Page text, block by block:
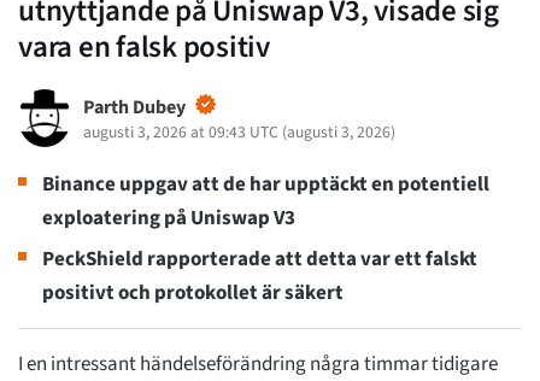
utnyttjande på Uniswap V3, visade sig
vara en falsk positiv
Parth Dubey
augusti 3, 2026 at 09:43 UTC (augusti 3, 2026)
Binance uppgav att de har upptäckt en potentiell
exploatering på Uniswap V3
PeckShield rapporterade att detta var ett falskt
positivt och protokollet är säkert
I en intressant händelseförändring några timmar tidigare